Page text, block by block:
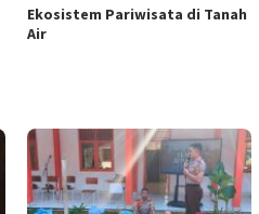
Ekosistem Pariwisata di Tanah
Air